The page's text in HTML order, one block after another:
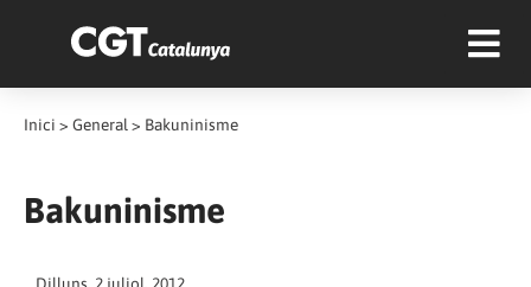
Inici > General > Bakuninisme
Bakuninisme